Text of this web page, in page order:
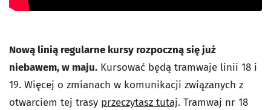
Nową linią regularne kursy rozpoczną się już
niebawem, w maju. Kursować będą tramwaje linii 18 i
19. Więcej o zmianach w komunikacji związanych z
otwarciem tej trasy przeczytasz tutaj. Tramwaj nr 18